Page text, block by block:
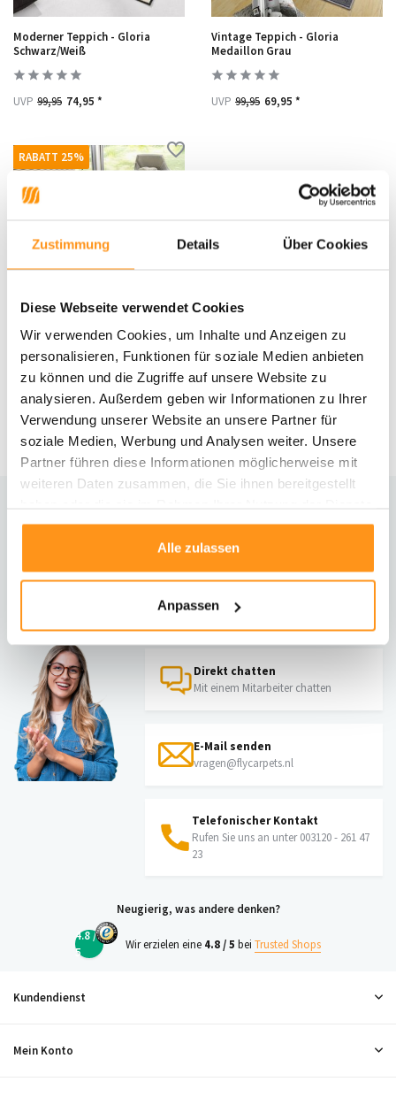
Zustimmung Details Über Cookies
Diese Webseite verwendet Cookies
Wir verwenden Cookies, um Inhalte und Anzeigen zu
personalisieren, Funktionen für soziale Medien anbieten
zu können und die Zugriffe auf unsere Website zu
analysieren. Außerdem geben wir Informationen zu Ihrer
Verwendung unserer Website an unsere Partner für
soziale Medien, Werbung und Analysen weiter. Unsere
Partner führen diese Informationen möglicherweise mit
weiteren Daten zusammen, die Sie ihnen bereitgestellt
gesammelt haben.
Alle zulassen
Anpassen
Moderner Teppich - Gloria
Schwarz/Weiß
UVP 99,95 74,95 *
Vintage Teppich - Gloria
Medaillon Grau
UVP 99,95 69,95 *
RABATT 25%
Vintage Teppich - Gloria
Medaillon Grün
UVP 99,95 74,95 *
Brauchst du Hilfe?
Kontaktiere unseren Kundenservice
Informationen zur Rücksendung
Direkt chatten
Mit einem Mitarbeiter chatten
E-Mail senden
vragen@flycarpets.nl
Telefonischer Kontakt
Rufen Sie uns an unter 003120 - 261 47
23
Neugierig, was andere denken?
4.8 /
5
Wir erzielen eine 4.8 / 5 bei Trusted Shops
Kundendienst
Mein Konto